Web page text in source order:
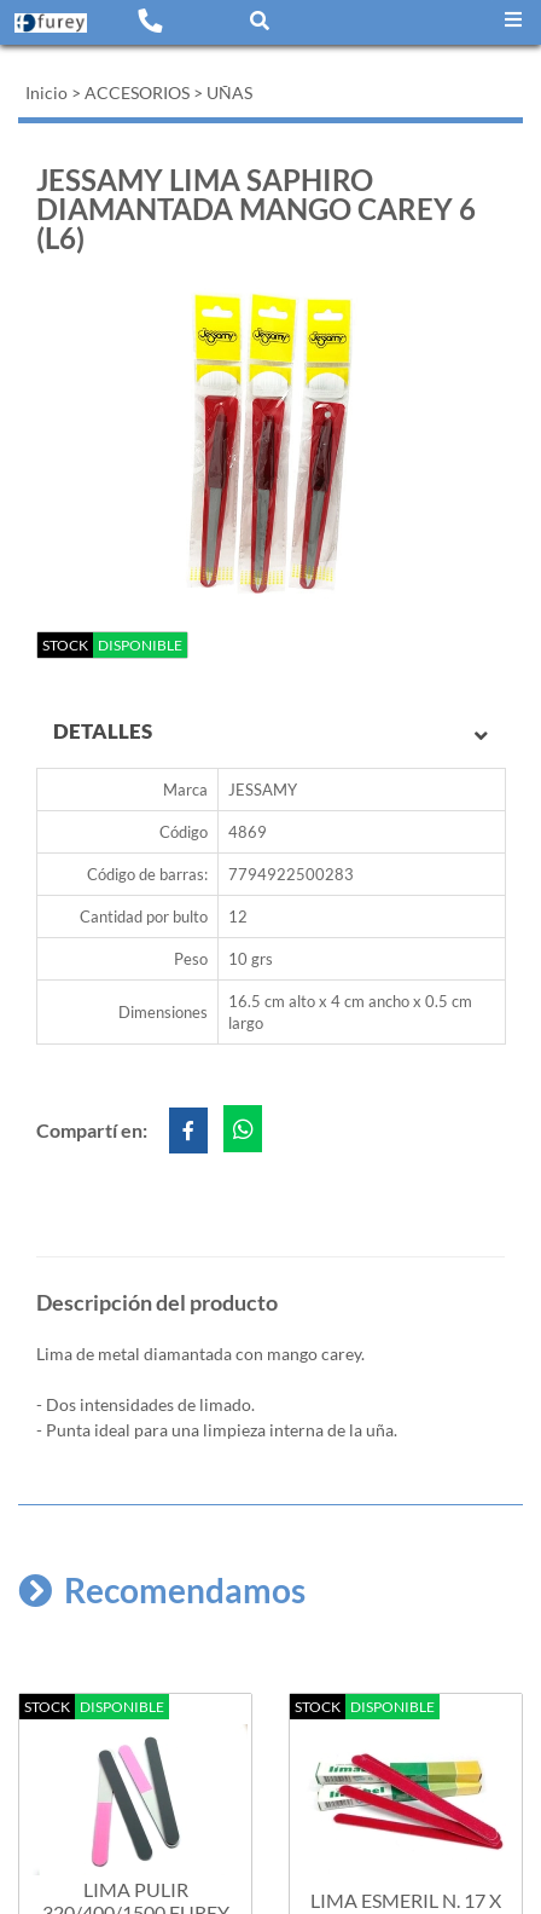
Inicio > ACCESORIOS > UÑAS
JESSAMY LIMA SAPHIRO
DIAMANTADA MANGO CAREY 6
(L6)
STOCK DISPONIBLE
DETALLES
Marca JESSAMY
Código 4869
Código de barras: 7794922500283
Cantidad por bulto 12
Peso 10 grs
Dimensiones
16.5 cm alto x 4 cm ancho x 0.5 cm
largo
Compartí en:
Descripción del producto
Lima de metal diamantada con mango carey.
- Dos intensidades de limado.
- Punta ideal para una limpieza interna de la uña.
Recomendamos
STOCK DISPONIBLE
LIMA PULIR
STOCK DISPONIBLE
LIMA ESMERIL N. 17 X